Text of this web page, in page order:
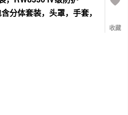
分体套装，头罩，手套，
收藏